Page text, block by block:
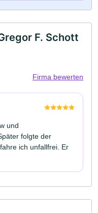
F. Schott
Firma bewerten
und
folgte der
ich unfallfrei. Er